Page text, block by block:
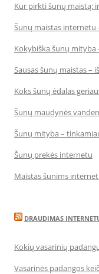
Kur pirkti šunų maistą:
Šunų maistas internetu
Kokybiška šunų mityba
Sausas šunų maistas –
Koks šunų ėdalas
Šunų maudynės
Šunų mityba –
Šunų prekės internetu
Maistas šunims
DRAUDIMAS
Kokių vasarinių
Vasarinės padangos